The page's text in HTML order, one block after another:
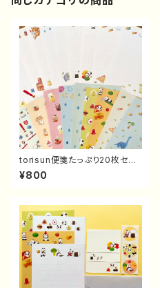
torisun便箋たっぷり20枚セット
（便箋のみ）
¥800